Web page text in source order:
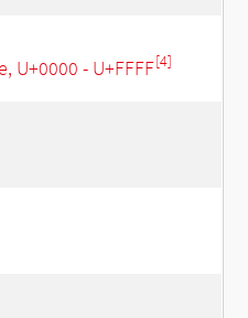
U+0000 - U+FFFF[4]